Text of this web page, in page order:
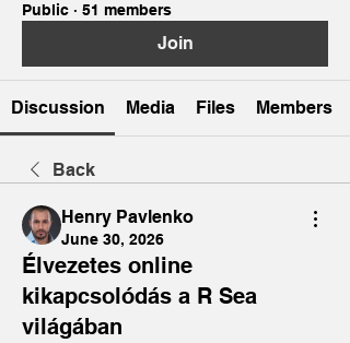
Public · 51 members
Join
Discussion Media Files Members
Back
Henry Pavlenko
June 30, 2026
Élvezetes online
kikapcsolódás a R Sea
világában